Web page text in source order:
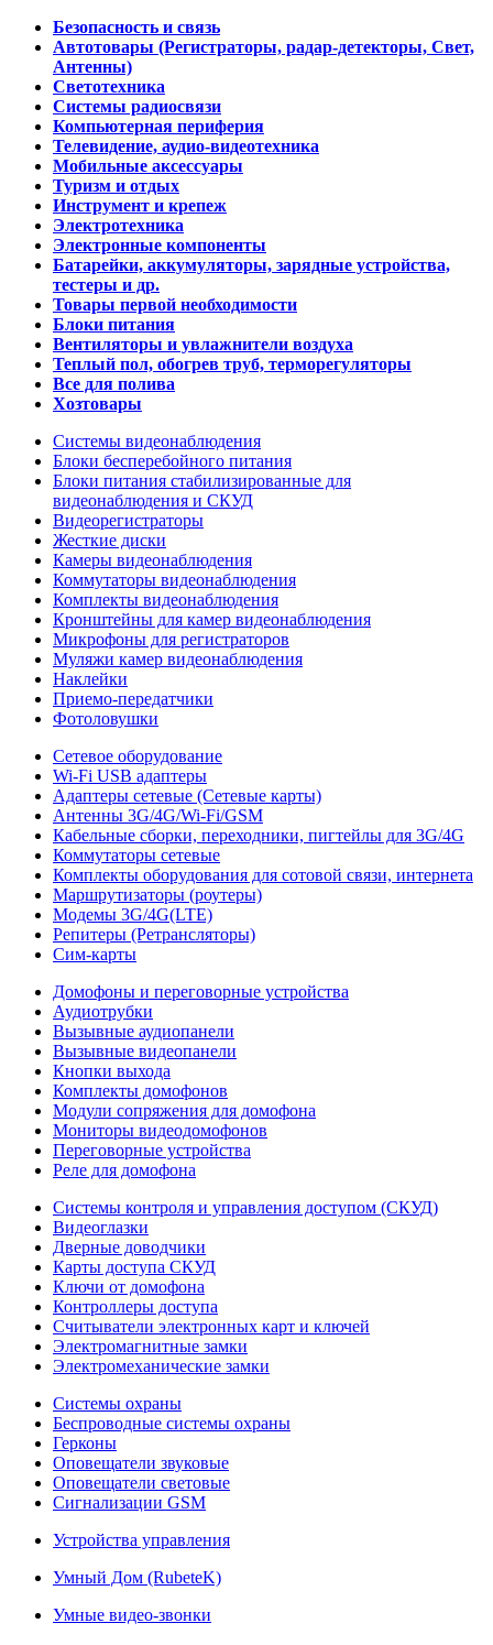
Безопасность и связь
Автотовары (Регистраторы, радар-детекторы, Свет,
Антенны)
Светотехника
Системы радиосвязи
Компьютерная периферия
Телевидение, аудио-видеотехника
Мобильные аксессуары
Туризм и отдых
Инструмент и крепеж
Электротехника
Электронные компоненты
Батарейки, аккумуляторы, зарядные устройства,
тестеры и др.
Товары первой необходимости
Блоки питания
Вентиляторы и увлажнители воздуха
Теплый пол, обогрев труб, терморегуляторы
Все для полива
Хозтовары
Системы видеонаблюдения
Блоки бесперебойного питания
Блоки питания стабилизированные для
видеонаблюдения и СКУД
Видеорегистраторы
Жесткие диски
Камеры видеонаблюдения
Коммутаторы видеонаблюдения
Комплекты видеонаблюдения
Кронштейны для камер видеонаблюдения
Микрофоны для регистраторов
Муляжи камер видеонаблюдения
Наклейки
Приемо-передатчики
Фотоловушки
Сетевое оборудование
Wi-Fi USB адаптеры
Адаптеры сетевые (Сетевые карты)
Антенны 3G/4G/Wi-Fi/GSM
Кабельные сборки, переходники, пигтейлы для 3G/4G
Коммутаторы сетевые
Комплекты оборудования для сотовой связи, интернета
Маршрутизаторы (роутеры)
Модемы 3G/4G(LTE)
Репитеры (Ретрансляторы)
Сим-карты
Домофоны и переговорные устройства
Аудиотрубки
Вызывные аудиопанели
Вызывные видеопанели
Кнопки выхода
Комплекты домофонов
Модули сопряжения для домофона
Мониторы видеодомофонов
Переговорные устройства
Реле для домофона
Системы контроля и управления доступом (СКУД)
Видеоглазки
Дверные доводчики
Карты доступа СКУД
Ключи от домофона
Контроллеры доступа
Считыватели электронных карт и ключей
Электромагнитные замки
Электромеханические замки
Системы охраны
Беспроводные системы охраны
Герконы
Оповещатели звуковые
Оповещатели световые
Сигнализации GSM
Устройства управления
Умный Дом (RubeteK)
Умные видео-звонки